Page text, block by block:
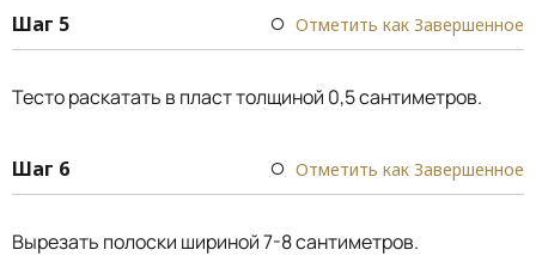
Шаг 5 Отметить как Завершенное
Тесто раскатать в пласт толщиной 0,5 сантиметров.
Шаг 6 Отметить как Завершенное
Вырезать полоски шириной 7-8 сантиметров.